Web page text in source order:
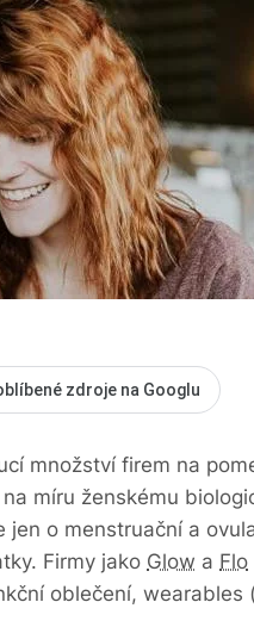
zdroje na Googlu
množství firem na
míru ženskému
o menstruační a
Firmy jako Glow a Flo
oblečení, wearables